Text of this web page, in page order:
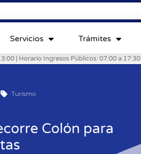
Servicios Trámites
| Horario Ingresos Públicos: 07:00 a 17:30
Turismo
Colón para